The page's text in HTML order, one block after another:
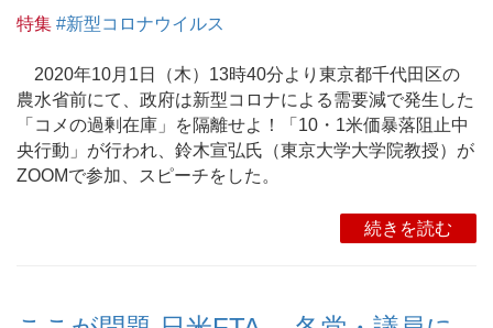
特集 #新型コロナウイルス
2020年10月1日（木）13時40分より東京都千代田区の
農水省前にて、政府は新型コロナによる需要減で発生した
「コメの過剰在庫」を隔離せよ！「10・1米価暴落阻止中
央行動」が行われ、鈴木宣弘氏（東京大学大学院教授）が
ZOOMで参加、スピーチをした。
続きを読む